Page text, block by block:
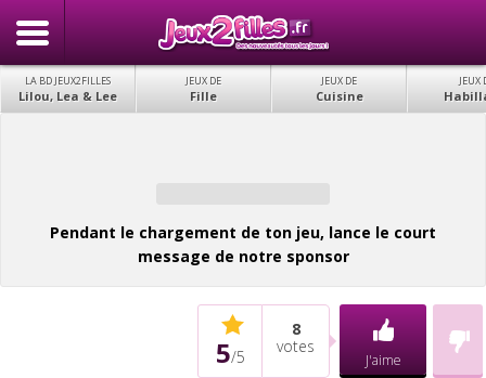
LA BD JEUX2FILLES
Lilou, Lea & Lee
JEUX DE
Fille
JEUX DE
Cuisine
JEUX
Pendant le chargement de ton jeu, lance le court
message de notre sponsor
5/5
8
votes
J'aime